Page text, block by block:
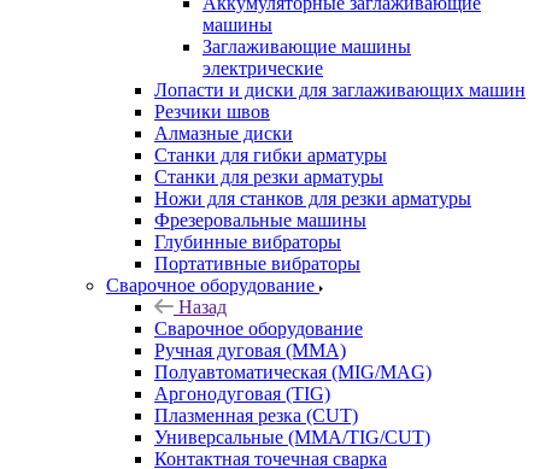
машины
Заглаживающие машины
электрические
Лопасти и диски для заглаживающих машин
Резчики швов
Алмазные диски
Станки для гибки арматуры
Станки для резки арматуры
Ножи для станков для резки арматуры
Фрезеровальные машины
Глубинные вибраторы
Портативные вибраторы
Сварочное оборудование
Назад
Сварочное оборудование
Ручная дуговая (MMA)
Полуавтоматическая (MIG/MAG)
Аргонодуговая (TIG)
Плазменная резка (CUT)
Универсальные (MMA/TIG/CUT)
Контактная точечная сварка